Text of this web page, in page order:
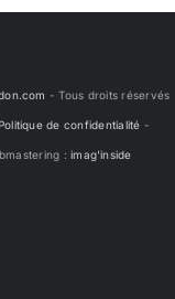
- Tous droits réservés
Politique de confidentialité -
:imag'inside